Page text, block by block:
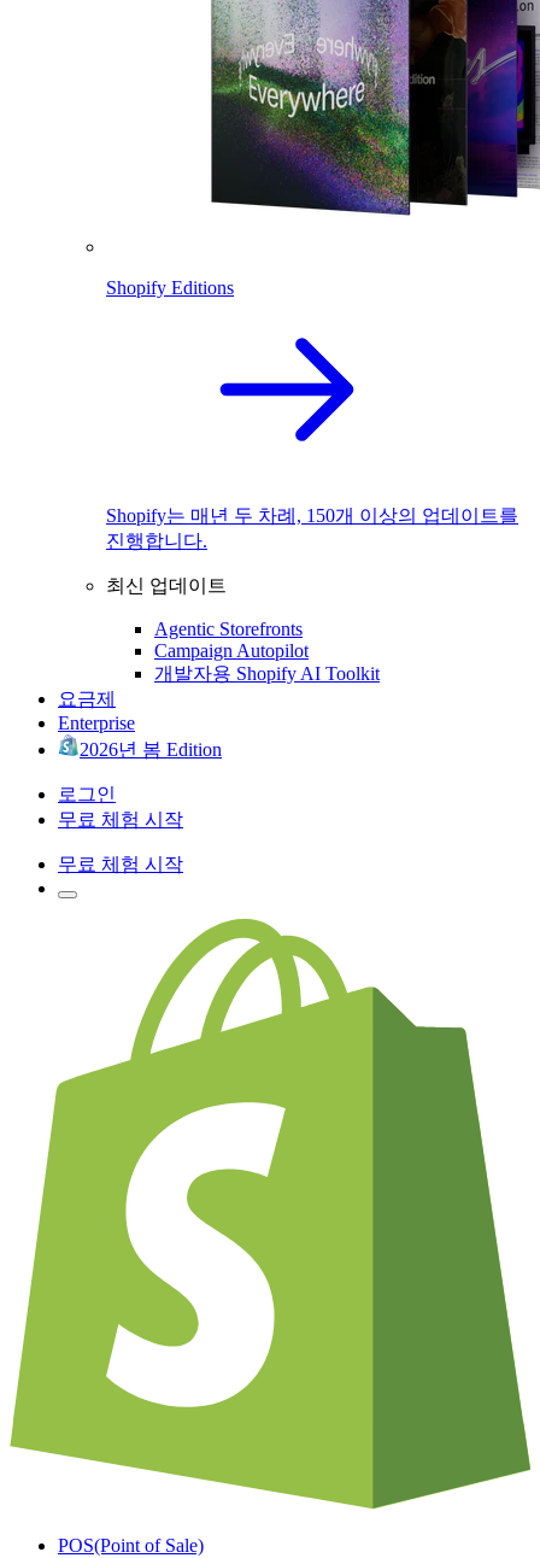
Shopify Editions
Shopify는 매년 두 차례, 150개 이상의 업데이트를
진행합니다.
최신 업데이트
Agentic Storefronts
Campaign Autopilot
개발자용 Shopify AI Toolkit
요금제
Enterprise
2026년 봄 Edition
로그인
무료 체험 시작
무료 체험 시작
POS(Point of Sale)